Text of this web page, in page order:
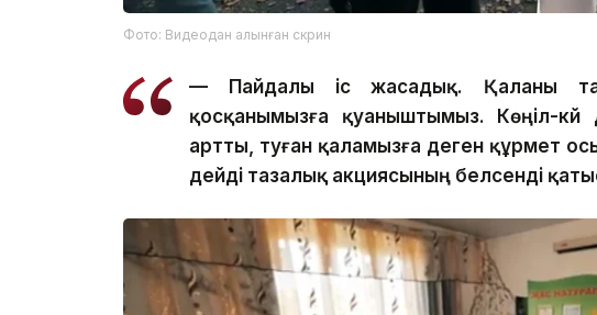
Фото: Видеодан алынған скрин
— Пайдалы іс жасадық. Қаланы
қосқанымызға қуаныштымыз. Көңіл-күй
артты, туған қаламызға деген құрмет
дейді тазалық акциясының белсенді